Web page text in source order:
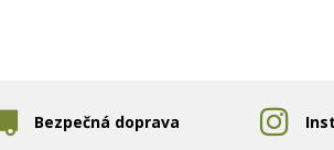
Bezpečná doprava